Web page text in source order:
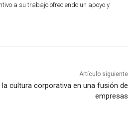
a su trabajo ofreciendo un apoyo y
Artículo siguiente
cultura corporativa en una fusión de
empresas